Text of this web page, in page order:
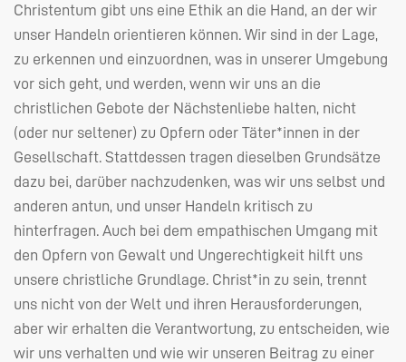
Christentum gibt uns eine Ethik an die Hand, an der wir
unser Handeln orientieren können. Wir sind in der Lage,
zu erkennen und einzuordnen, was in unserer Umgebung
vor sich geht, und werden, wenn wir uns an die
christlichen Gebote der Nächstenliebe halten, nicht
(oder nur seltener) zu Opfern oder Täter*innen in der
Gesellschaft. Stattdessen tragen dieselben Grundsätze
dazu bei, darüber nachzudenken, was wir uns selbst und
anderen antun, und unser Handeln kritisch zu
hinterfragen. Auch bei dem empathischen Umgang mit
den Opfern von Gewalt und Ungerechtigkeit hilft uns
unsere christliche Grundlage. Christ*in zu sein, trennt
uns nicht von der Welt und ihren Herausforderungen,
aber wir erhalten die Verantwortung, zu entscheiden, wie
wir uns verhalten und wie wir unseren Beitrag zu einer